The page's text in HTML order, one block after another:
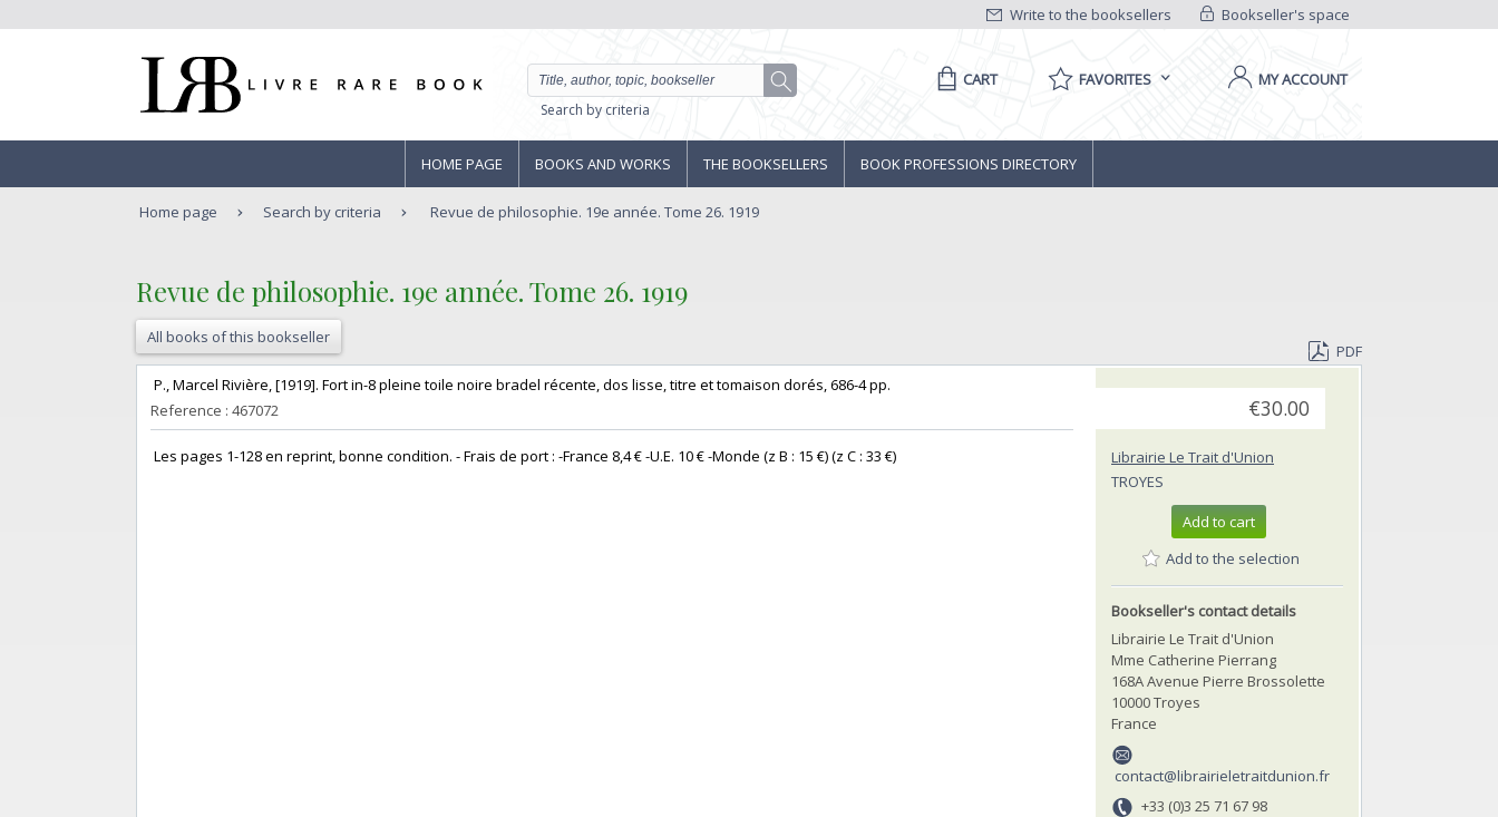
Bookseller's space
Write to the booksellers
Search by criteria
CART FAVORITES MY ACCOUNT
HOME PAGE BOOKS AND WORKS THE BOOKSELLERS BOOK PROFESSIONS DIRECTORY
Home page Search by criteria Revue de philosophie. 19e année. Tome 26. 1919
‎Revue de philosophie. 19e année. Tome 26. 1919‎
All books of this bookseller
PDF
‎ P., Marcel Rivière, [1919]. Fort in-8 pleine toile noire bradel récente, dos lisse, titre et tomaison dorés, 686-4 pp. ‎
Reference : 467072
‎ Les pages 1-128 en reprint, bonne condition. - Frais de port : -France 8,4 € -U.E. 10 € -Monde (z B : 15 €) (z C : 33 €) ‎
€30.00
Librairie Le Trait d'Union
TROYES
Add to cart
Add to the selection
Bookseller's contact details
Librairie Le Trait d'Union
Mme Catherine Pierrang
168A Avenue Pierre Brossolette
10000 Troyes
France
contact@librairieletraitdunion.fr
+33 (0)3 25 71 67 98